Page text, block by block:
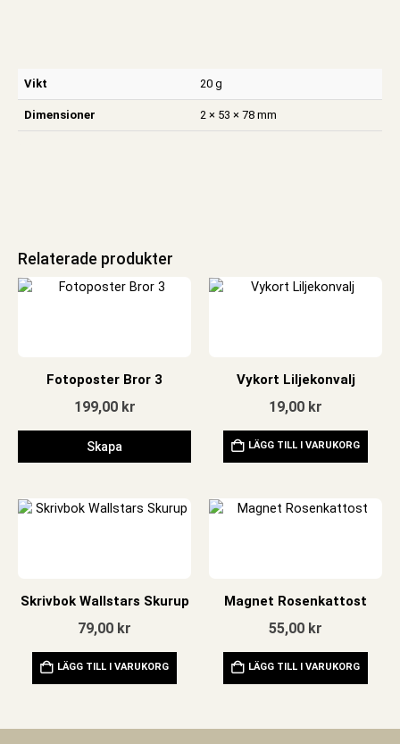
Vikt 20 g
Dimensioner 2 × 53 × 78 mm
Relaterade produkter
Fotoposter Bror 3
199,00 kr
Skapa
Vykort Liljekonvalj
19,00 kr
LÄGG TILL I VARUKORG
Skrivbok Wallstars Skurup
79,00 kr
LÄGG TILL I VARUKORG
Magnet Rosenkattost
55,00 kr
LÄGG TILL I VARUKORG